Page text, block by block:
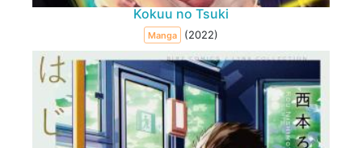
Kokuu no Tsuki
Manga (2022)